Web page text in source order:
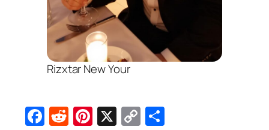
Rizxtar New Your
Facebook
Reddit
Pinterest
X Copy